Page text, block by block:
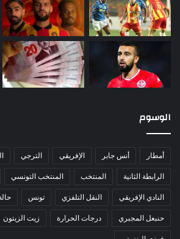
الوسوم
أمطار أنس جابر الإفريقي الترجي
الرابطة الثانية المنتخب المنتخب التونسي
النادي الإفريقي النقل التلفزي تونس
حنبعل المجبري درجات الحرارة زيت الزيتون